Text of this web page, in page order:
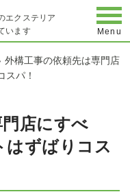
エクステリア
います
Menu
外構工事の依頼先は専門店
スパ！
店にすべ
はずばりコス